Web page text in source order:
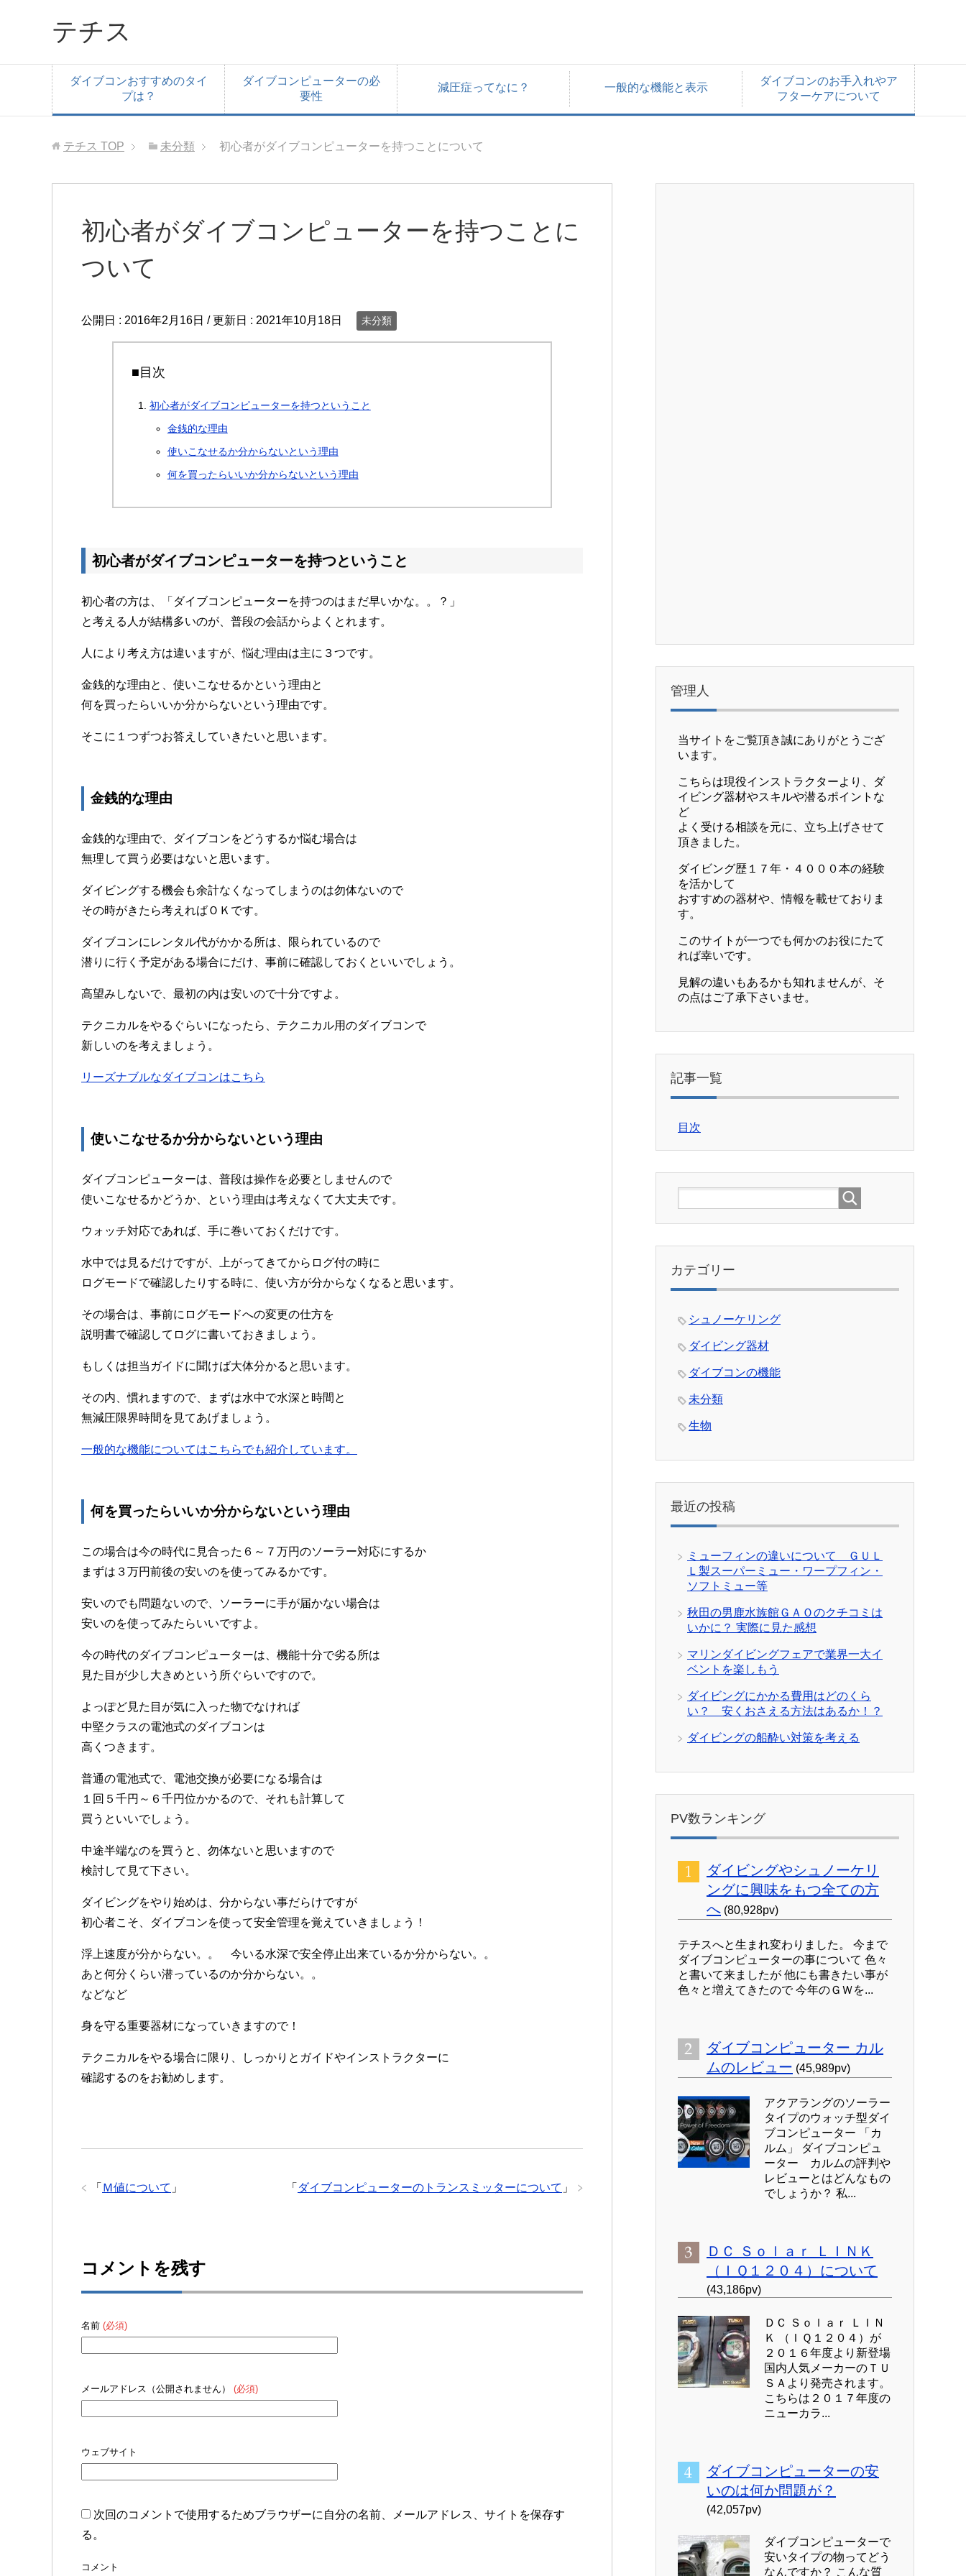
テチス
ダイブコンおすすめのタイ
プは？
ダイブコンピューターの必
要性
減圧症ってなに？ 一般的な機能と表示
ダイブコンのお手入れやア
フターケアについて
テチス TOP 未分類 初心者がダイブコンピューターを持つことについて
初心者がダイブコンピューターを持つことに
ついて
公開日 : 2016年2月16日 / 更新日 : 2021年10月18日 未分類
■目次
初心者がダイブコンピューターを持つということ
金銭的な理由
使いこなせるか分からないという理由
何を買ったらいいか分からないという理由
初心者がダイブコンピューターを持つということ
初心者の方は、「ダイブコンピューターを持つのはまだ早いかな。。？」
と考える人が結構多いのが、普段の会話からよくとれます。
人により考え方は違いますが、悩む理由は主に３つです。
金銭的な理由と、使いこなせるかという理由と
何を買ったらいいか分からないという理由です。
そこに１つずつお答えしていきたいと思います。
金銭的な理由
金銭的な理由で、ダイブコンをどうするか悩む場合は
無理して買う必要はないと思います。
ダイビングする機会も余計なくなってしまうのは勿体ないので
その時がきたら考えればＯＫです。
ダイブコンにレンタル代がかかる所は、限られているので
潜りに行く予定がある場合にだけ、事前に確認しておくといいでしょう。
高望みしないで、最初の内は安いので十分ですよ。
テクニカルをやるぐらいになったら、テクニカル用のダイブコンで
新しいのを考えましょう。
リーズナブルなダイブコンはこちら
使いこなせるか分からないという理由
ダイブコンピューターは、普段は操作を必要としませんので
使いこなせるかどうか、という理由は考えなくて大丈夫です。
ウォッチ対応であれば、手に巻いておくだけです。
水中では見るだけですが、上がってきてからログ付の時に
ログモードで確認したりする時に、使い方が分からなくなると思います。
その場合は、事前にログモードへの変更の仕方を
説明書で確認してログに書いておきましょう。
もしくは担当ガイドに聞けば大体分かると思います。
その内、慣れますので、まずは水中で水深と時間と
無減圧限界時間を見てあげましょう。
一般的な機能についてはこちらでも紹介しています。
何を買ったらいいか分からないという理由
この場合は今の時代に見合った６～７万円のソーラー対応にするか
まずは３万円前後の安いのを使ってみるかです。
安いのでも問題ないので、ソーラーに手が届かない場合は
安いのを使ってみたらいいですよ。
今の時代のダイブコンピューターは、機能十分で劣る所は
見た目が少し大きめという所ぐらいですので。
よっぽど見た目が気に入った物でなければ
中堅クラスの電池式のダイブコンは
高くつきます。
普通の電池式で、電池交換が必要になる場合は
１回５千円～６千円位かかるので、それも計算して
買うといいでしょう。
中途半端なのを買うと、勿体ないと思いますので
検討して見て下さい。
ダイビングをやり始めは、分からない事だらけですが
初心者こそ、ダイブコンを使って安全管理を覚えていきましょう！
浮上速度が分からない。。 今いる水深で安全停止出来ているか分からない。。
あと何分くらい潜っているのか分からない。。
などなど
身を守る重要器材になっていきますので！
テクニカルをやる場合に限り、しっかりとガイドやインストラクターに
確認するのをお勧めします。
「 ダイブコンピューターのトランスミッターについて 」
「 Ｍ値について 」
コメントを残す
名前 (必須)
メールアドレス（公開されません） (必須)
ウェブサイト
次回のコメントで使用するためブラウザーに自分の名前、メールアドレス、サイトを保存す
る。
コメント
管理人
当サイトをご覧頂き誠にありがとうござ
います。
こちらは現役インストラクターより、ダ
イビング器材やスキルや潜るポイントな
ど
よく受ける相談を元に、立ち上げさせて
頂きました。
ダイビング歴１７年・４０００本の経験
を活かして
おすすめの器材や、情報を載せておりま
す。
このサイトが一つでも何かのお役にたて
れば幸いです。
見解の違いもあるかも知れませんが、そ
の点はご了承下さいませ。
記事一覧
目次
カテゴリー
シュノーケリング
ダイビング器材
ダイブコンの機能
未分類
生物
最近の投稿
ミューフィンの違いについて ＧＵＬ
Ｌ製スーパーミュー・ワープフィン・
ソフトミュー等
秋田の男鹿水族館ＧＡＯのクチコミは
いかに？ 実際に見た感想
マリンダイビングフェアで業界一大イ
ベントを楽しもう
ダイビングにかかる費用はどのくら
い？ 安くおさえる方法はあるか！？
ダイビングの船酔い対策を考える
PV数ランキング
ダイビングやシュノーケリ
ングに興味をもつ全ての方
へ (80,928pv)
テチスへと生まれ変わりました。 今まで
ダイブコンピューターの事について 色々
と書いて来ましたが 他にも書きたい事が
色々と増えてきたので 今年のＧＷを...
ダイブコンピューター カル
ムのレビュー (45,989pv)
アクアラングのソーラー
タイプのウォッチ型ダイ
ブコンピューター 「カ
ルム」 ダイブコンピュ
ーター カルムの評判や
レビューとはどんなもの
でしょうか？ 私...
ＤＣ Ｓｏｌａｒ ＬＩＮＫ
（ＩＱ１２０４）について
(43,186pv)
ＤＣ Ｓｏｌａｒ ＬＩＮ
Ｋ （ＩＱ１２０４）が
２０１６年度より新登場
国内人気メーカーのＴＵ
ＳＡより発売されます。
こちらは２０１７年度の
ニューカラ...
ダイブコンピューターの安
いのは何か問題が？
(42,057pv)
ダイブコンピューターで
安いタイプの物ってどう
なんですか？ こんな質